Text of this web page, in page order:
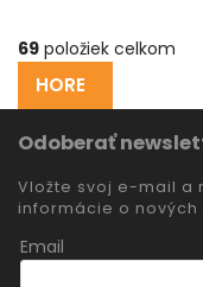
69 položiek celkom
HORE
Odoberať
Vložte svoj e-mail a
informácie o
Email